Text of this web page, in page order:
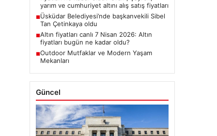
yarım ve cumhuriyet altını alış satış fiyatları
■Üsküdar Belediyesi’nde başkanvekili Sibel
Tan Çetinkaya oldu
■Altın fiyatları canlı 7 Nisan 2026: Altın
fiyatları bugün ne kadar oldu?
■Outdoor Mutfaklar ve Modern Yaşam
Mekanları
Güncel